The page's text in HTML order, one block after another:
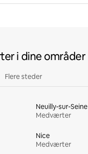
i dine områder
Flere steder
Neuilly-sur-Seine
Medværter
Nice
Medværter